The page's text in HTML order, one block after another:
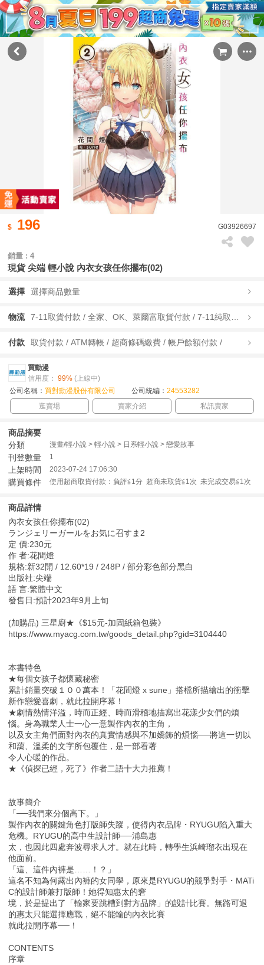
196 G03926697
銷量 : 4
現貨 尖端 輕小說 內衣女孩任你擺布(02)
選擇 選擇商品數量
物流
付款 取貨付款 / ATM轉帳 / 超商條碼繳費 / 帳戶餘額付款 /
買動漫
信用度： 99% (上線中)
公司名稱： 買對動漫股份有限公司 公司統編： 24553282
逛賣場
賣家介紹 私訊賣家
商品摘要
分類
漫畫/輕小說 > 輕小說 > 日系輕小說 > 戀愛故事
刊登數量 1
上架時間 2023-07-24 17:06:30
購買條件 使用超商取貨付款：負評≦1分 超商未取貨≦1次 未完成交易≦1次
商品詳情
內衣女孩任你擺布(02)
ランジェリーガールをお気に召すま2
定 價:230元
作 者:花間燈
規格:新32開 / 12.60*19 / 248P / 部分彩色部分黑白
出版社:尖端
語 言:繁體中文
發售日:預計2023年9月上旬
(加購品) 三星廚★《$15元-加固紙箱包裝》
https://www.myacg.com.tw/goods_detail.php?gid=3104440
本書特色
★每個女孩⼦都懷藏秘密
累計銷量突破１００萬本！「花間燈 x sune」搭檔所描繪出的衝擊
新作戀愛喜劇，就此拉開序幕！
★劇情熱情洋溢，時⽽正經、時⽽滑稽地描寫出花漾少女們的煩
惱。⾝為職業⼈⼠⼀⼼⼀意製作內衣的主⾓，
以及女主⾓們⾯對內衣的真實情感與不加嬌飾的煩惱──將這⼀切以
和藹、溫柔的文字所包覆住，是⼀部看著
令⼈⼼暖的作品。
★《偵探已經，死了》作者⼆語⼗⼤⼒推薦！
故事簡介
「──我們來分個⾼下。」
製作內衣的關鍵⾓⾊打版師失蹤，使得內衣品牌・RYUGU陷入重⼤
危機。RYUGU的⾼中⽣設計師──浦島惠
太，也因此四處奔波尋求⼈才。就在此時，轉學⽣浜崎瑠衣出現在
他⾯前。
「這、這件內褲是……！？」
這名不知為何露出內褲的女同學，原來是RYUGU的競爭對⼿・MATi
C的設計師兼打版師！她得知惠太的窘
境，於是提出了「輸家要跳槽到對⽅品牌」的設計比賽。無路可退
的惠太只能選擇應戰，絕不能輸的內衣比賽
就此拉開序幕──！
CONTENTS
序章